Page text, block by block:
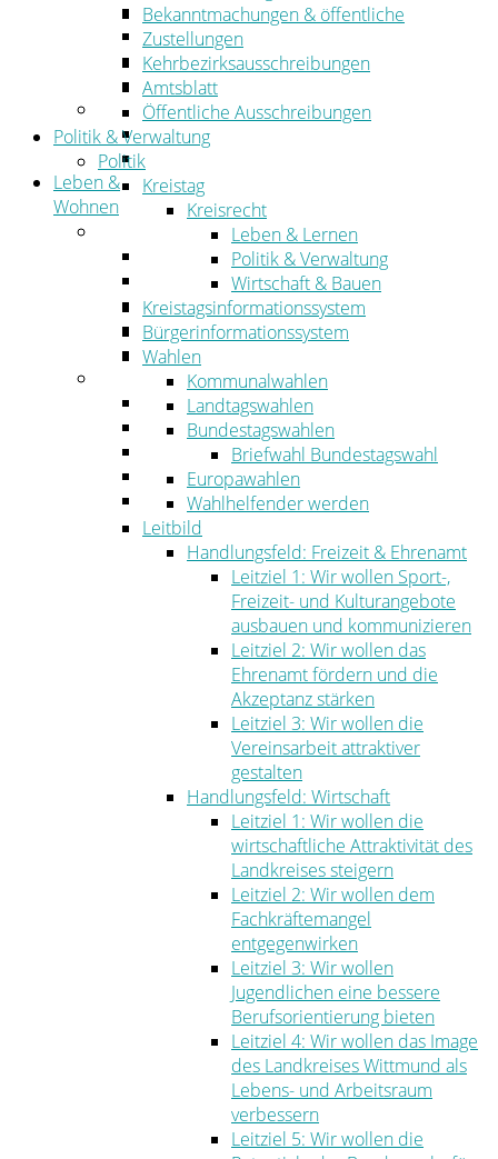
Arbeitgeberservice
Mobilfunk & Breitband
Straßen- und Radwegebau
Landwirtschaft
Tourismus
Freizeit und Urlaub im Landkreis
Veranstaltungen
Leben &
Wohnen
Migration
Schulen, Bildung, Sport und Kultur
Soziales
Gesundheit
Jugend, Familie und Senioren
Bauen und Planen
Abfall
Umwelt
Ordnung
Bekanntmachungen & öffentliche
Zustellungen
Kehrbezirksausschreibungen
Amtsblatt
Öffentliche Ausschreibungen
Politik & Verwaltung
Politik
Kreistag
Kreisrecht
Leben & Lernen
Politik & Verwaltung
Wirtschaft & Bauen
Kreistagsinformationssystem
Bürgerinformationssystem
Wahlen
Kommunalwahlen
Landtagswahlen
Bundestagswahlen
Briefwahl Bundestagswahl
Europawahlen
Wahlhelfender werden
Leitbild
Handlungsfeld: Freizeit & Ehrenamt
Leitziel 1: Wir wollen Sport-,
Freizeit- und Kulturangebote
ausbauen und kommunizieren
Leitziel 2: Wir wollen das
Ehrenamt fördern und die
Akzeptanz stärken
Leitziel 3: Wir wollen die
Vereinsarbeit attraktiver
gestalten
Handlungsfeld: Wirtschaft
Leitziel 1: Wir wollen die
wirtschaftliche Attraktivität des
Landkreises steigern
Leitziel 2: Wir wollen dem
Fachkräftemangel
entgegenwirken
Leitziel 3: Wir wollen
Jugendlichen eine bessere
Berufsorientierung bieten
Leitziel 4: Wir wollen das Image
des Landkreises Wittmund als
Lebens- und Arbeitsraum
verbessern
Leitziel 5: Wir wollen die